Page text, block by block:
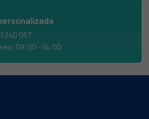
240 057
09:00 - 14:00